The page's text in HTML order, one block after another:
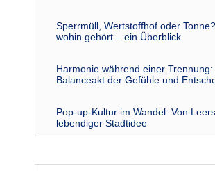
Sperrmüll, Wertstoffhof oder
wohin gehört – ein Überblick
Harmonie während einer Trennung:
Balanceakt der Gefühle und
Pop-up-Kultur im Wandel: Von
lebendiger Stadtidee